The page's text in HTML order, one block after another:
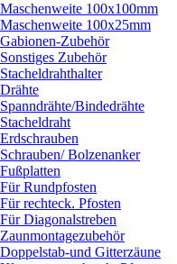
Maschenweite 100x100mm
Maschenweite 100x25mm
Gabionen-Zubehör
Sonstiges Zubehör
Stacheldrahthalter
Drähte
Spanndrähte/Bindedrähte
Stacheldraht
Erdschrauben
Schrauben/Bolzenanker
Fußplatten
Für Rundpfosten
Für rechteck. Pfosten
Für Diagonalstreben
Zaunmontagezubehör
Doppelstab-und Gitterzäune